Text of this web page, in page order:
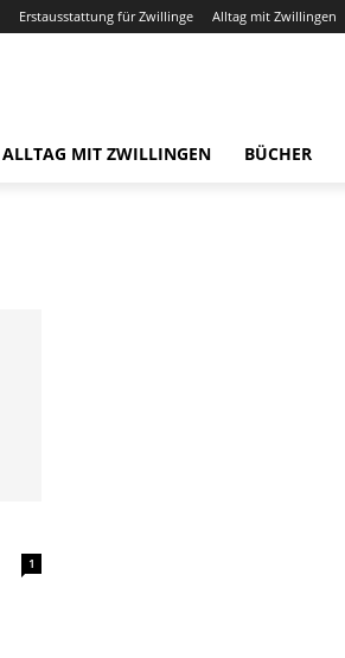
Erstausstattung für Zwillinge Alltag mit Zwillingen
ALLTAG MIT ZWILLINGEN BÜCHER
1